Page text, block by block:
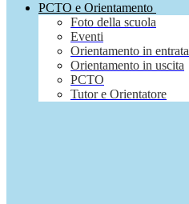
PCTO e Orientamento
Foto della scuola
Eventi
Orientamento in entrata
Orientamento in uscita
PCTO
Tutor e Orientatore